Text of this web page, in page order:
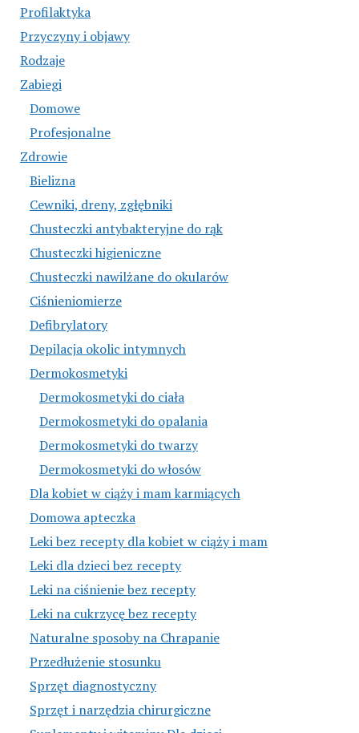
Profilaktyka
Przyczyny i objawy
Rodzaje
Zabiegi
Domowe
Profesjonalne
Zdrowie
Bielizna
Cewniki, dreny, zgłębniki
Chusteczki antybakteryjne do rąk
Chusteczki higieniczne
Chusteczki nawilżane do okularów
Ciśnieniomierze
Defibrylatory
Depilacja okolic intymnych
Dermokosmetyki
Dermokosmetyki do ciała
Dermokosmetyki do opalania
Dermokosmetyki do twarzy
Dermokosmetyki do włosów
Dla kobiet w ciąży i mam karmiących
Domowa apteczka
Leki bez recepty dla kobiet w ciąży i mam
Leki dla dzieci bez recepty
Leki na ciśnienie bez recepty
Leki na cukrzycę bez recepty
Naturalne sposoby na Chrapanie
Przedłużenie stosunku
Sprzęt diagnostyczny
Sprzęt i narzędzia chirurgiczne